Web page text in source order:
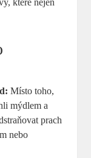
které nejen
Místo toho,
mýdlem a
prach
nebo